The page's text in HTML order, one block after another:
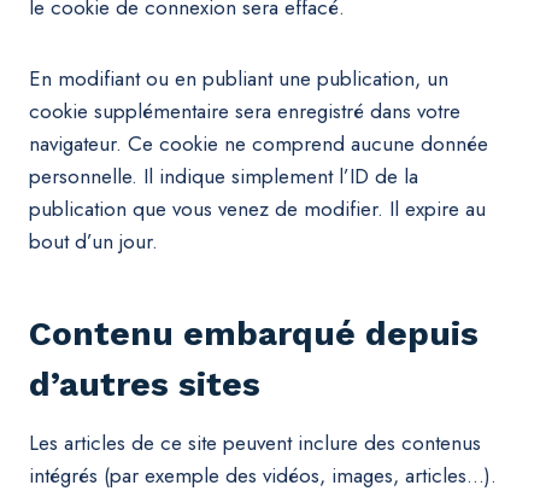
le cookie de connexion sera effacé.
En modifiant ou en publiant une publication, un
cookie supplémentaire sera enregistré dans votre
navigateur. Ce cookie ne comprend aucune donnée
personnelle. Il indique simplement l’ID de la
publication que vous venez de modifier. Il expire au
bout d’un jour.
Contenu embarqué depuis
d’autres sites
Les articles de ce site peuvent inclure des contenus
intégrés (par exemple des vidéos, images, articles…).